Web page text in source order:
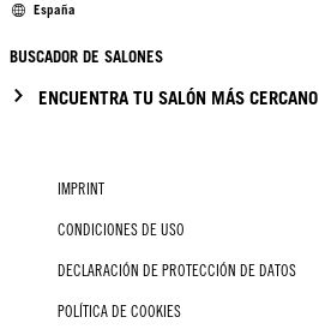
España
BUSCADOR DE SALONES
ENCUENTRA TU SALÓN MÁS CERCANO
IMPRINT
CONDICIONES DE USO
DECLARACIÓN DE PROTECCIÓN DE DATOS
POLÍTICA DE COOKIES